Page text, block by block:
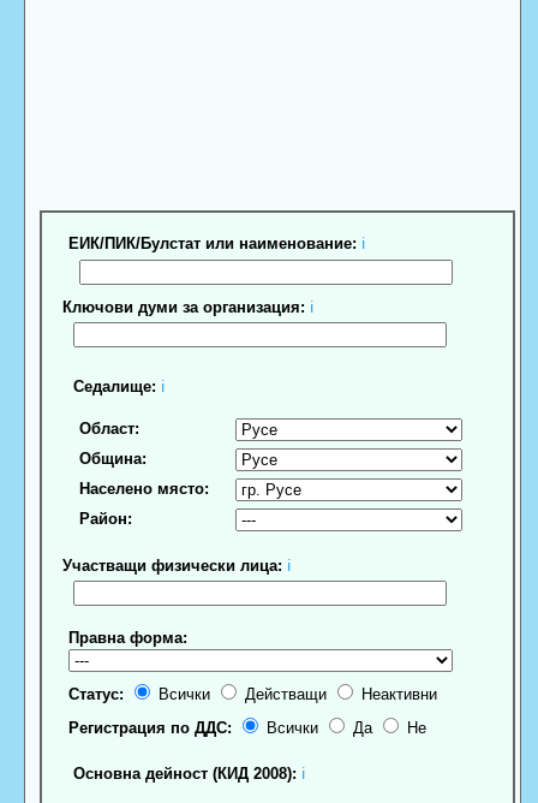
ЕИК/ПИК/Булстат или наименование: ℹ
Ключови думи за организация: ℹ
Седалище: ℹ
Област:
Община:
Населено място:
Район:
Участващи физически лица: ℹ
Правна форма:
Статус: Всички Действащи
Неактивни
Регистрация по ДДС:
Всички Да Не
Основна дейност (КИД 2008): ℹ